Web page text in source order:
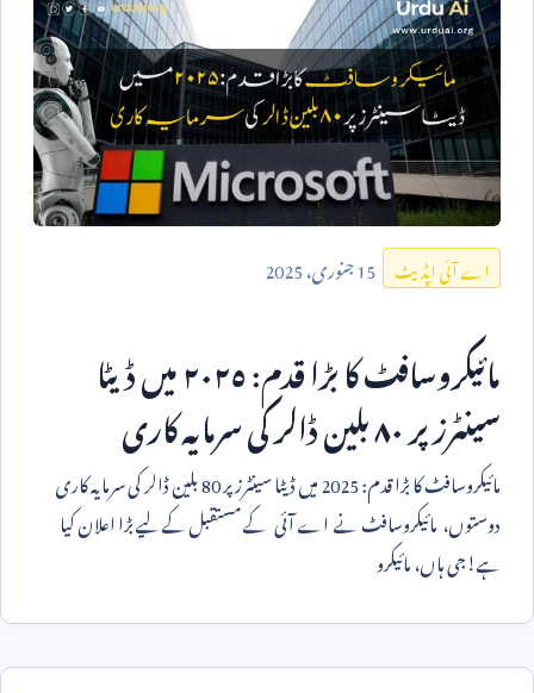
اے آئی اپڈیٹ 15جنوری،2025
مائیکروسافٹ کا بڑا قدم: ٢٠٢٥ میں ڈیٹا
سینٹرز پر ٨٠ بلین ڈالر کی سرمایہ کاری
مائیکروسافٹ کا بڑا قدم:2025میں ڈیٹا سینٹرز پر80بلین ڈالر کی سرمایہ کاری
دوستوں، مائیکروسافٹ نے اے آئی کے مستقبل کے لیے بڑا اعلان کیا
ہے!جی ہاں، مائیکرو